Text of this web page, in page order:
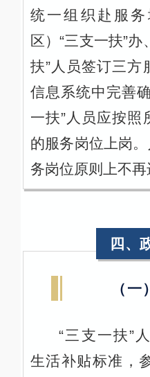
统一组织赴服务
区）“三支一扶”
扶”人员签订三方
信息系统中完善
一扶”人员应按照
的服务岗位上岗
务岗位原则上不再
四、
（
“三支一扶”
生活补贴标准，